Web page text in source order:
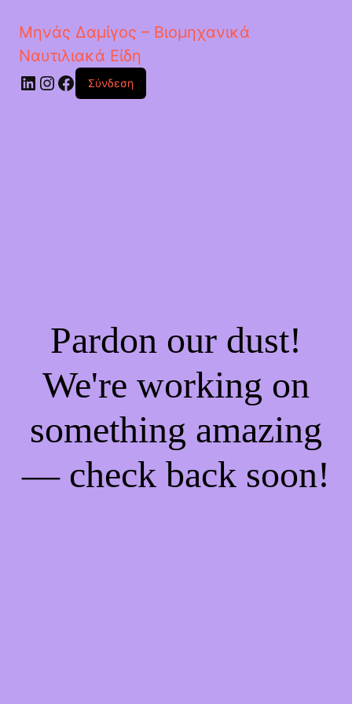
Μηνάς Δαμίγος – Βιομηχανικά
Ναυτιλιακά Είδη
Linkedin
Instagram
Facebook
Σύνδεση
Pardon our dust!
We're working on
something amazing
— check back soon!